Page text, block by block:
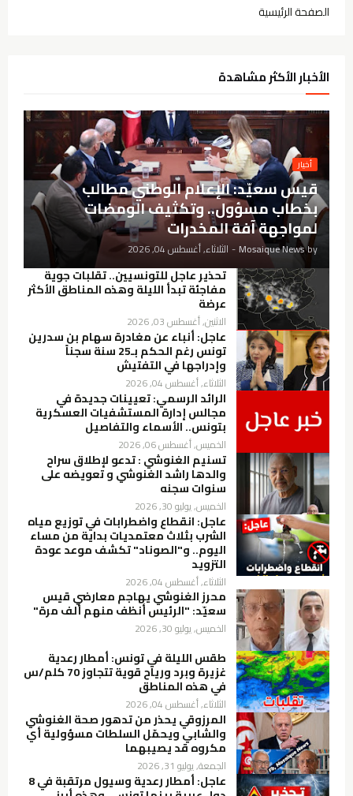
الصفحة الرئيسية
الأخبار الأكثر مشاهدة
أخيار
قيس سعيّد: الإعلام الوطني مطالب
بخطاب مسؤول.. وتكثيف الومضات
لمواجهة آفة المخدرات
by
Mosaique News
- الثلاثاء, أغسطس 04, 2026
تحذير عاجل للتونسيين.. تقلبات جوية
مفاجئة تبدأ الليلة وهذه المناطق الأكثر
عرضة
الاثنين, أغسطس 03, 2026
عاجل: أنباء عن مغادرة سهام بن سدرين
تونس رغم الحكم بـ25 سنة سجناً
وإدراجها في التفتيش
الثلاثاء, أغسطس 04, 2026
الرائد الرسمي: تعيينات جديدة في
مجالس إدارة المستشفيات العسكرية
بتونس.. الأسماء والتفاصيل
الخميس, أغسطس 06, 2026
تسنيم الغنوشي : تدعو لإطلاق سراح
والدها راشد الغنوشي و تعويضه على
سنوات سجنه
الخميس, يوليو 30, 2026
عاجل: انقطاع واضطرابات في توزيع مياه
الشرب بثلاث معتمديات بداية من مساء
اليوم.. و"الصوناد" تكشف موعد عودة
التزويد
الثلاثاء, أغسطس 04, 2026
محرز الغنوشي يهاجم معارضي قيس
سعيّد: "الرئيس أنظف منهم ألف مرة"
الخميس, يوليو 30, 2026
طقس الليلة في تونس: أمطار رعدية
غزيرة وبرد ورياح قوية تتجاوز 70 كلم/س
في هذه المناطق
الثلاثاء, أغسطس 04, 2026
المرزوقي يحذر من تدهور صحة الغنوشي
والشابي ويحمّل السلطات مسؤولية أي
مكروه قد يصيبهما
الجمعة, يوليو 31, 2026
عاجل: أمطار رعدية وسيول مرتقبة في 8